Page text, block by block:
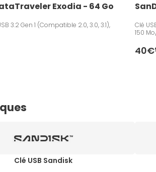
Exodia - 64 Go
3.2 Gen 1 (Compatible 2.0, 3.0, 3.1),
Clé
150
40€
Clé USB Sandisk